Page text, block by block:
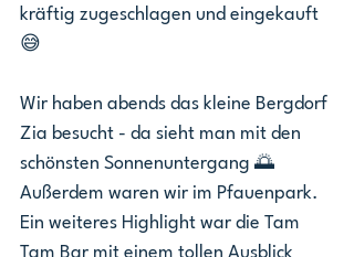
kräftig zugeschlagen und eingekauft
😅
Wir haben abends das kleine Bergdorf
Zia besucht - da sieht man mit den
schönsten Sonnenuntergang 🌅
Außerdem waren wir im Pfauenpark.
Ein weiteres Highlight war die Tam
Tam Bar mit einem tollen Ausblick